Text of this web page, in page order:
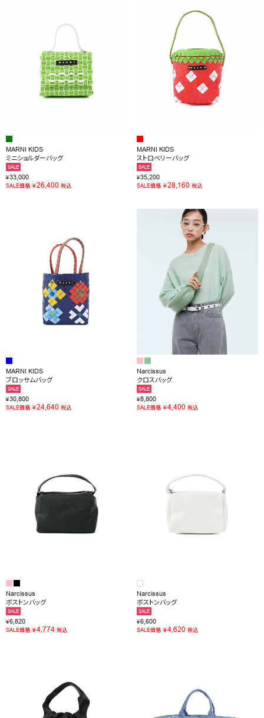
MARNI KIDS
ミニショルダーバッグ
SALE
¥33,000
SALE価格 ¥26,400 税込
MARNI KIDS
ストロベリーバッグ
SALE
¥35,200
SALE価格 ¥28,160 税込
MARNI KIDS
ブロッサムバッグ
SALE
¥30,800
SALE価格 ¥24,640 税込
Narcissus
クロスバッグ
SALE
¥8,800
SALE価格 ¥4,400 税込
Narcissus
ボストンバッグ
SALE
¥6,820
SALE価格 ¥4,774 税込
Narcissus
ボストンバッグ
SALE
¥6,600
SALE価格 ¥4,620 税込